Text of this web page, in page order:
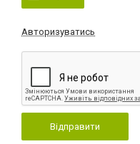
Авторизуватись
Відправити